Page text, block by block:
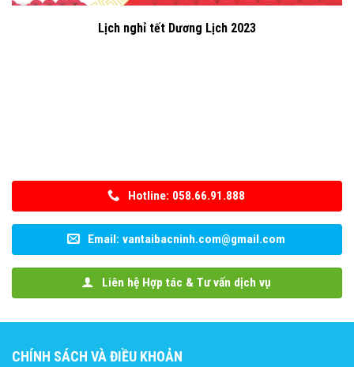
Lịch nghỉ tết Dương Lịch 2023
Hotline: 058.66.91.888
Email: vantaibacninh.com@gmail.com
Liên hệ Hợp tác & Tư vấn dịch vụ
CHÍNH SÁCH VÀ ĐIỀU KHOẢN